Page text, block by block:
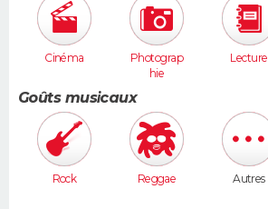
Cinéma
Photograp
hie
Lecture
Goûts musicaux
Rock Reggae Autres